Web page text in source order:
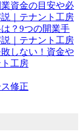
資金の目安や必
｜テナント工房
？9つの開業手
｜テナント工房
しない！資金や
工房
修正